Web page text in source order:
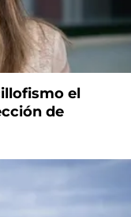
el
de